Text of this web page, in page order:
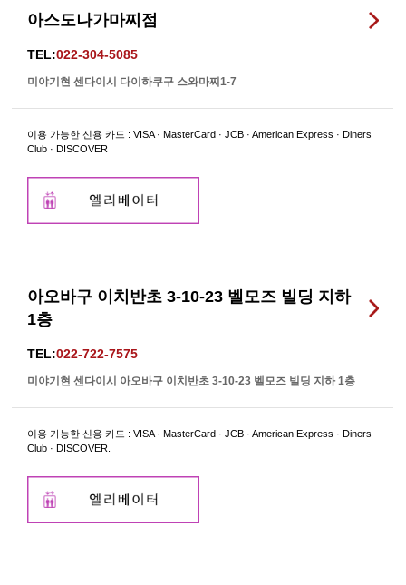
아스도나가마찌점
TEL:022-304-5085
미야기현 센다이시 다이하쿠구 스와마찌1-7
이용 가능한 신용 카드 : VISA · MasterCard · JCB · American Express · Diners
Club · DISCOVER
아오바구 이치반초 3-10-23 벨모즈 빌딩 지하
1층
TEL:022-722-7575
미야기현 센다이시 아오바구 이치반초 3-10-23 벨모즈 빌딩 지하 1층
이용 가능한 신용 카드 : VISA · MasterCard · JCB · American Express · Diners
Club · DISCOVER.